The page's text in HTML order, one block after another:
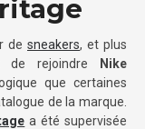
de sneakers, et plus
de rejoindre
Nike
que certaines
de la marque.
a été supervisée